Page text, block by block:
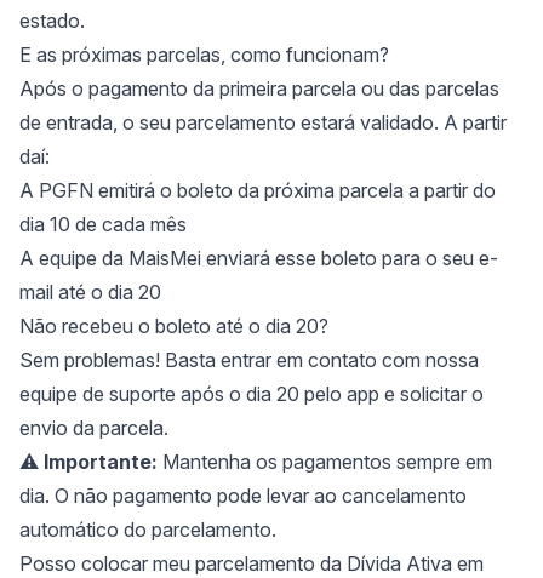
estado.
E as próximas parcelas, como funcionam?
Após o pagamento da primeira parcela ou das parcelas
de entrada, o seu parcelamento estará validado. A partir
daí:
A PGFN emitirá o boleto da próxima parcela a partir do
dia 10 de cada mês
A equipe da MaisMei enviará esse boleto para o seu e-
mail até o dia 20
Não recebeu o boleto até o dia 20?
Sem problemas! Basta entrar em contato com nossa
equipe de suporte após o dia 20 pelo app e solicitar o
envio da parcela.
⚠️ Importante: Mantenha os pagamentos sempre em
dia. O não pagamento pode levar ao cancelamento
automático do parcelamento.
Posso colocar meu parcelamento da Dívida Ativa em